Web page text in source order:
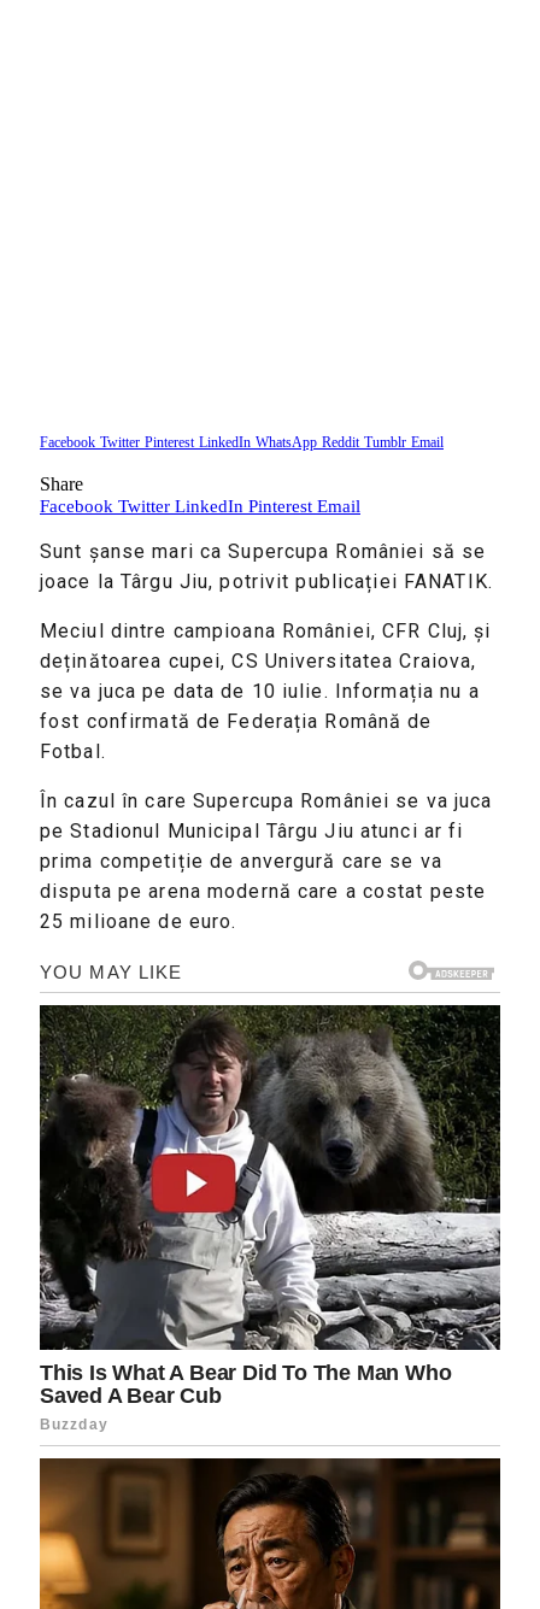
Facebook Twitter Pinterest LinkedIn WhatsApp Reddit Tumblr Email
Share
Facebook Twitter LinkedIn Pinterest Email
Sunt șanse mari ca Supercupa României să se
joace la Târgu Jiu, potrivit publicației FANATIK.
Meciul dintre campioana României, CFR Cluj, și
deținătoarea cupei, CS Universitatea Craiova,
se va juca pe data de 10 iulie. Informația nu a
fost confirmată de Federația Română de
Fotbal.
În cazul în care Supercupa României se va juca
pe Stadionul Municipal Târgu Jiu atunci ar fi
prima competiție de anvergură care se va
disputa pe arena modernă care a costat peste
25 milioane de euro.